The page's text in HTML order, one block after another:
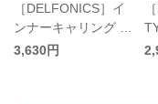
［DELFONICS］イ
ンナーキャリング デ
ニムM ポーチ／デル
3,630円